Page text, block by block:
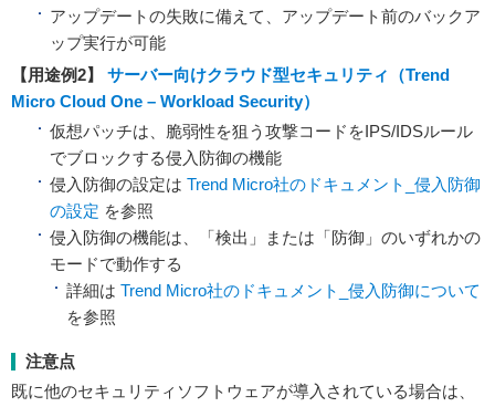
アップデートの失敗に備えて、アップデート前のバックア
ップ実行が可能
【用途例2】 サーバー向けクラウド型セキュリティ（Trend
Micro Cloud One – Workload Security）
仮想パッチは、脆弱性を狙う攻撃コードをIPS/IDSルール
でブロックする侵入防御の機能
侵入防御の設定は Trend Micro社のドキュメント_侵入防御
の設定 を参照
侵入防御の機能は、「検出」または「防御」のいずれかの
モードで動作する
詳細は Trend Micro社のドキュメント_侵入防御について
を参照
注意点
既に他のセキュリティソフトウェアが導入されている場合は、